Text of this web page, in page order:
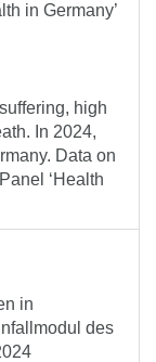
in Germany’
high
In 2024,
Data on
‘Health
in
des